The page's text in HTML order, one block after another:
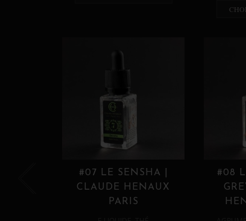
#07 LE SENSHA |
CLAUDE HENAUX
PARIS
#08